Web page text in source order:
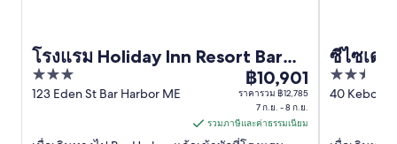
โรงแรม Holiday Inn Resort Bar
Harbor - Acadia Natl Park บาย
IHG
3
out
123 Eden St Bar Harbor ME
ราคา
฿10,901
ต่อ
คืน
฿10,901
ราคารวม ฿12,785
7 ก.ย. - 8 ก.ย.
รวมภาษีและค่าธรรมเนียม
ซีไซเดอ
2.5
out
40 Kebo